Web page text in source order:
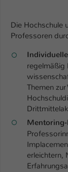
Die Hochschule
Professoren
regelmäßig
Themen
erleichtern,
Name
Anbieter
Laufzeit